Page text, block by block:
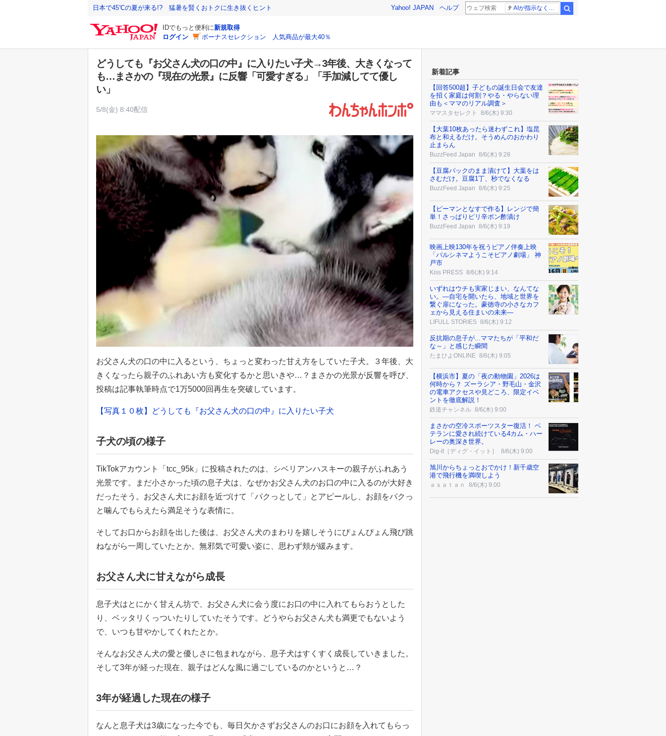
日本で45℃の夏が来る!? 猛暑を賢くおトクに生き抜くヒント Yahoo! JAPAN ヘルプ AIが指示なくサイバー攻撃
IDでもっと便利に新規取得
ログイン
ボーナスセレクション 人気商品が最大40％
どうしても『お父さん犬の口の中』に入りたい子犬→3年後、大きくなって
も…まさかの『現在の光景』に反響「可愛すぎる」「手加減してて優し
い」
5/8(金) 8:40配信
お父さん犬の口の中に入るという、ちょっと変わった甘え方をしていた子犬。３年後、大
きくなったら親子のふれあい方も変化するかと思いきや…？まさかの光景が反響を呼び、
投稿は記事執筆時点で1万5000回再生を突破しています。
【写真１０枚】どうしても『お父さん犬の口の中』に入りたい子犬
子犬の頃の様子
TikTokアカウント「tcc_95k」に投稿されたのは、シベリアンハスキーの親子がふれあう
光景です。まだ小さかった頃の息子犬は、なぜかお父さん犬のお口の中に入るのが大好き
だったそう。お父さん犬にお顔を近づけて「パクっとして」とアピールし、お顔をパクっ
と噛んでもらえたら満足そうな表情に。
そしてお口からお顔を出した後は、お父さん犬のまわりを嬉しそうにぴょんぴょん飛び跳
ねながら一周していたとか。無邪気で可愛い姿に、思わず頬が緩みます。
お父さん犬に甘えながら成長
息子犬はとにかく甘えん坊で、お父さん犬に会う度にお口の中に入れてもらおうとした
り、ベッタリくっついたりしていたそうです。どうやらお父さん犬も満更でもないよう
で、いつも甘やかしてくれたとか。
そんなお父さん犬の愛と優しさに包まれながら、息子犬はすくすく成長していきました。
そして3年が経った現在、親子はどんな風に過ごしているのかというと…？
3年が経過した現在の様子
なんと息子犬は3歳になった今でも、毎日欠かさずお父さんのお口にお顔を入れてもらっ
新着記事
【回答500超】子どもの誕生日会で友達
を招く家庭は何割？やる・やらない理
由も＜ママのリアル調査＞
ママスタセレクト 8/6(木) 9:30
【大葉10枚あったら迷わずこれ】塩昆
布と和えるだけ。そうめんのおかわり
止まらん
BuzzFeed Japan 8/6(木) 9:28
【豆腐パックのまま漬けて】大葉をは
さむだけ。豆腐1丁、秒でなくなる
BuzzFeed Japan 8/6(木) 9:25
【ピーマンとなすで作る】レンジで簡
単！さっぱりピリ辛ポン酢漬け
BuzzFeed Japan 8/6(木) 9:19
映画上映130年を祝うピアノ伴奏上映
「パルシネマようこそピアノ劇場」 神
戸市
Kiss PRESS 8/6(木) 9:14
いずれはウチも実家じまい、なんてな
い。―自宅を開いたら、地域と世界を
繋ぐ扉になった。豪徳寺の小さなカフ
ェから見える住まいの未来―
LIFULL STORIES 8/6(木) 9:12
反抗期の息子が...ママたちが「平和だ
な～」と感じた瞬間
たまひよONLINE 8/6(木) 9:05
【横浜市】夏の「夜の動物園」2026は
何時から？ ズーラシア・野毛山・金沢
の電車アクセスや見どころ、限定イベ
ントを徹底解説！
鉄道チャンネル 8/6(木) 9:00
まさかの空冷スポーツスター復活！ ベ
テランに愛され続けている4カム・ハー
レーの奥深き世界。
Dig-it［ディグ・イット］ 8/6(木) 9:00
旭川からちょっとおでかけ！新千歳空
港で飛行機を満喫しよう
ａｓａｔａｎ 8/6(木) 9:00